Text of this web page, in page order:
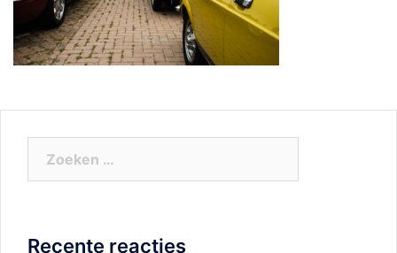
Recente reacties